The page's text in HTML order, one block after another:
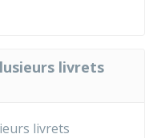
livrets
livrets